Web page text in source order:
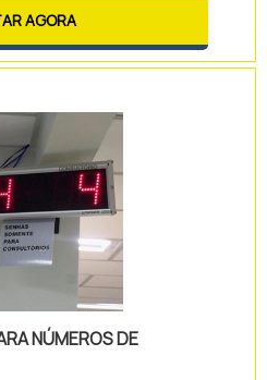
forma a melhora no
desenvolvimento dos
serviço.Tipos de
painéis, como por
Indicador de Satisfação
in.
AGORA
NÚMEROS DE